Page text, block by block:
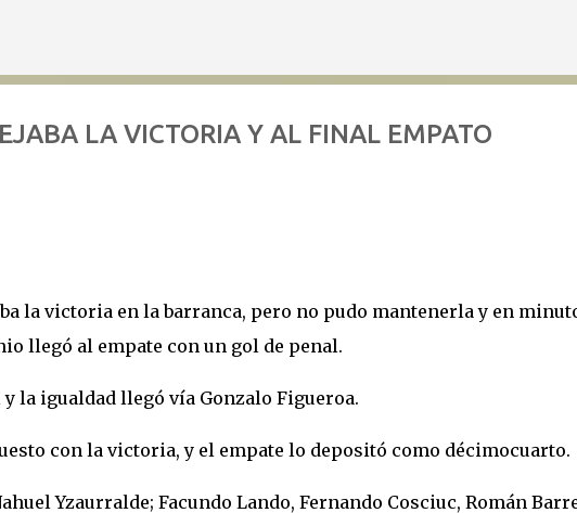
LA VICTORIA Y AL FINAL EMPATO
la victoria en la barranca, pero no pudo mantenerla y en
llegó al empate con un gol de penal.
la igualdad llegó vía Gonzalo Figueroa.
con la victoria, y el empate lo depositó como décimocuarto.
Yzaurralde; Facundo Lando, Fernando Cosciuc, Román